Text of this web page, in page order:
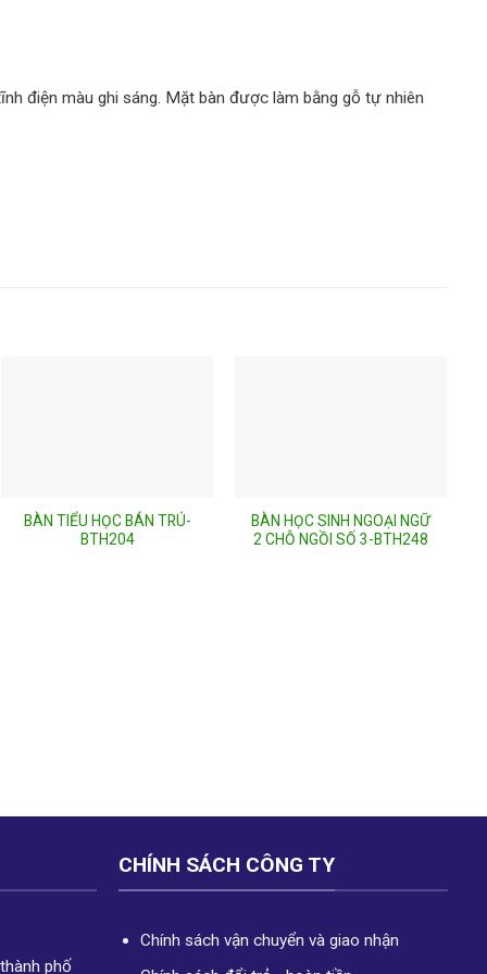
điện màu ghi sáng. Mặt bàn được làm bằng gỗ tự nhiên
BÀN TIỂU HỌC BÁN TRÚ-
BTH204
BÀN HỌC SINH NGOẠI NGỮ
2 CHỖ NGỒI SỐ 3-BTH248
phố
CHÍNH SÁCH CÔNG TY
Chính sách vận chuyển và giao nhận